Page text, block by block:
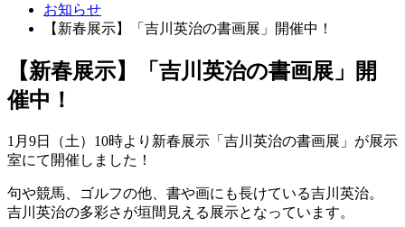
お知らせ
【新春展示】「吉川英治の書画展」開催中！
【新春展示】「吉川英治の書画展」開
催中！
1月9日（土）10時より新春展示「吉川英治の書画展」が展示
室にて開催しました！
句や競馬、ゴルフの他、書や画にも長けている吉川英治。
吉川英治の多彩さが垣間見える展示となっています。